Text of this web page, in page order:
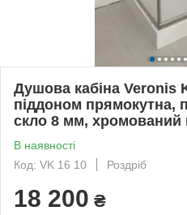
Душова кабіна Veronis
піддоном прямокутна,
скло 8 мм, хромований
В наявності
Код: VK 16 10
Роздріб
18 200 ₴